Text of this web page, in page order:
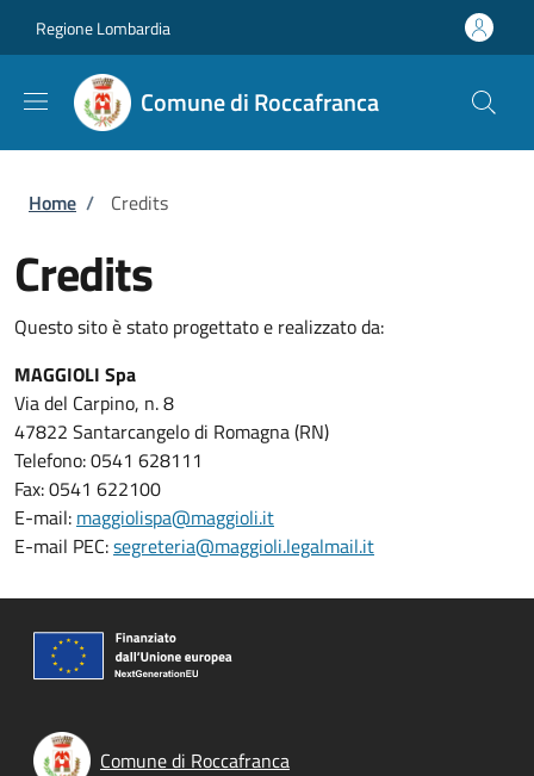
Regione Lombardia
Comune di Roccafranca
Briciole di pane
Home / Credits
Credits
Questo sito è stato progettato e realizzato da:
MAGGIOLI Spa
Via del Carpino, n. 8
47822 Santarcangelo di Romagna (RN)
Telefono: 0541 628111
Fax: 0541 622100
E-mail: maggiolispa@maggioli.it
E-mail PEC:segreteria@maggioli.legalmail.it
Comune di Roccafranca